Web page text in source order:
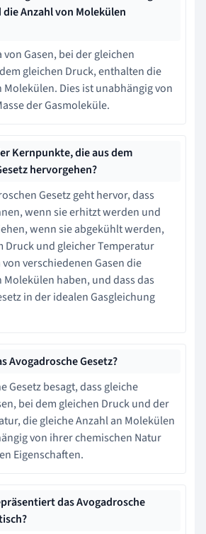
Anzahl von Molekülen
Gasen, bei der gleichen
gleichen Druck, enthalten die
Molekülen. Dies ist unabhängig von
der Gasmoleküle.
Kernpunkte, die aus dem
hervorgehen?
Gesetz geht hervor, dass
wenn sie erhitzt werden und
wenn sie abgekühlt werden,
Druck und gleicher Temperatur
verschiedenen Gasen die
Molekülen haben, und dass das
in der idealen Gasgleichung
Avogadrosche Gesetz?
Gesetz besagt, dass gleiche
bei dem gleichen Druck und der
die gleiche Anzahl an Molekülen
von ihrer chemischen Natur
Eigenschaften.
das Avogadrosche